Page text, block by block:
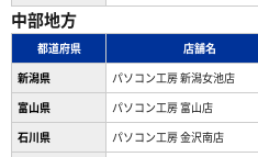
中部地方
都道府県 店舗名
新潟県
パソコン工房 新潟女池店
富山県
パソコン工房 富山店
石川県
パソコン工房 金沢南店